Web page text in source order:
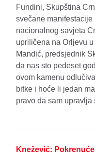
Fundini, Skupština
svečane
nacionalnog savjeta
upriličena na Orljevu
Mandić, predsjednik
da nas sto pedeset
ovom kamenu
bitke i hoće li jedan
pravo da sam upravlja
Knežević: